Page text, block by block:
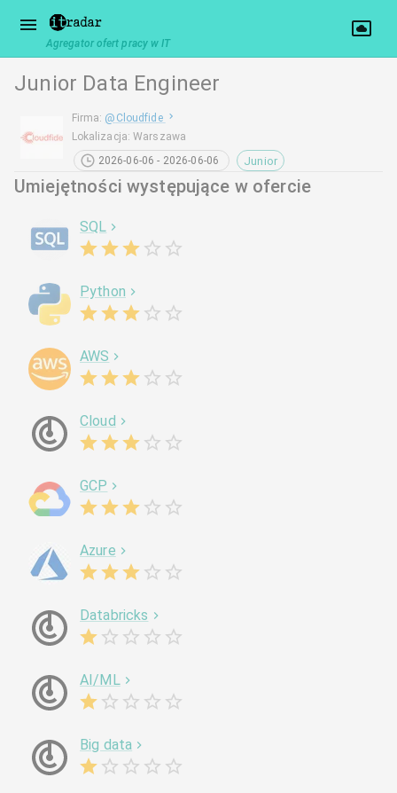
Agregator ofert pracy w IT
Junior Data Engineer
Firma: @ Cloudfide
Lokalizacja:Warszawa
2026-06-06 - 2026-06-06
Junior
Umiejętności występujące w ofercie
SQL
Python
AWS
Cloud
GCP
Azure
Databricks
AI/ML
Big data